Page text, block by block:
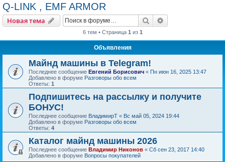
Q-LINK , EMF ARMOR
Новая тема Поиск
6 тем • Страница 1 из 1
Объявления
Майнд машины в Telegram!
Последнее сообщение Евгений Борисович « Пн июн 16, 2025 13:47
Добавлено в форуме Разговоры обо всем
Ответы: 1
Подпишитесь на рассылку и получите
БОНУС!
Последнее сообщение ВладимирТ « Вс май 05, 2024 19:44
Добавлено в форуме Разговоры обо всем
Ответы: 4
Каталог майнд машины 2026
Последнее сообщение Владимир Никонов « Сб сен 23, 2017 14:40
Добавлено в форуме Вопросы покупателей